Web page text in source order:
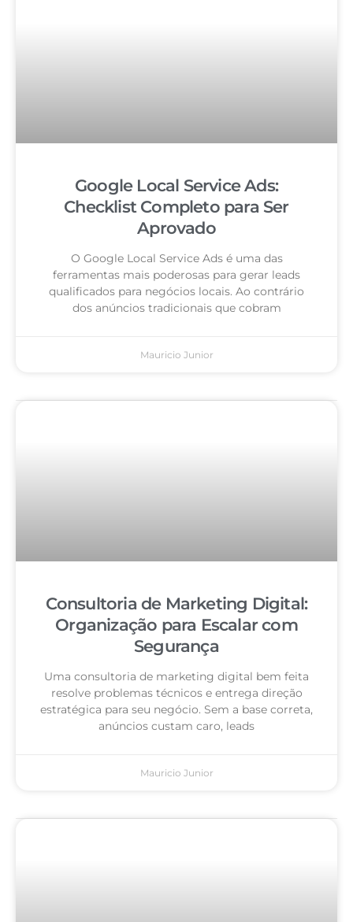
Google Local Service Ads:
Checklist Completo para Ser
Aprovado
O Google Local Service Ads é uma das
ferramentas mais poderosas para gerar leads
qualificados para negócios locais. Ao contrário
dos anúncios tradicionais que cobram
Mauricio Junior
Consultoria de Marketing Digital:
Organização para Escalar com
Segurança
Uma consultoria de marketing digital bem feita
resolve problemas técnicos e entrega direção
estratégica para seu negócio. Sem a base correta,
anúncios custam caro, leads
Mauricio Junior